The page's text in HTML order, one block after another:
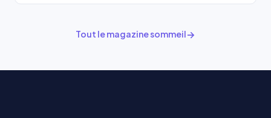
Tout le magazine sommeil